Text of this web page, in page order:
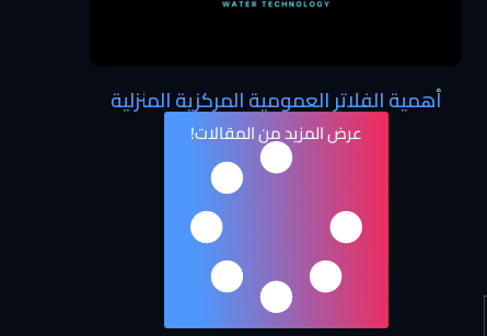
أهمية الفلاتر العمومية المركزية المنزلية
عرض المزيد من المقالات!